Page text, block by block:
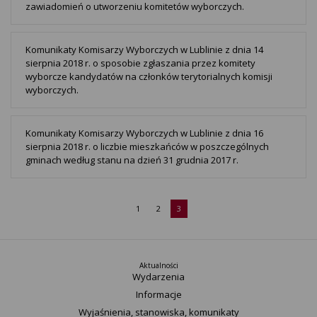
zawiadomień o utworzeniu komitetów wyborczych.
Komunikaty Komisarzy Wyborczych w Lublinie z dnia 14
sierpnia 2018 r. o sposobie zgłaszania przez komitety
wyborcze kandydatów na członków terytorialnych komisji
wyborczych.
Komunikaty Komisarzy Wyborczych w Lublinie z dnia 16
sierpnia 2018 r. o liczbie mieszkańców w poszczególnych
gminach według stanu na dzień 31 grudnia 2017 r.
1 2 3
Aktualności
Wydarzenia
Informacje
Wyjaśnienia, stanowiska, komunikaty